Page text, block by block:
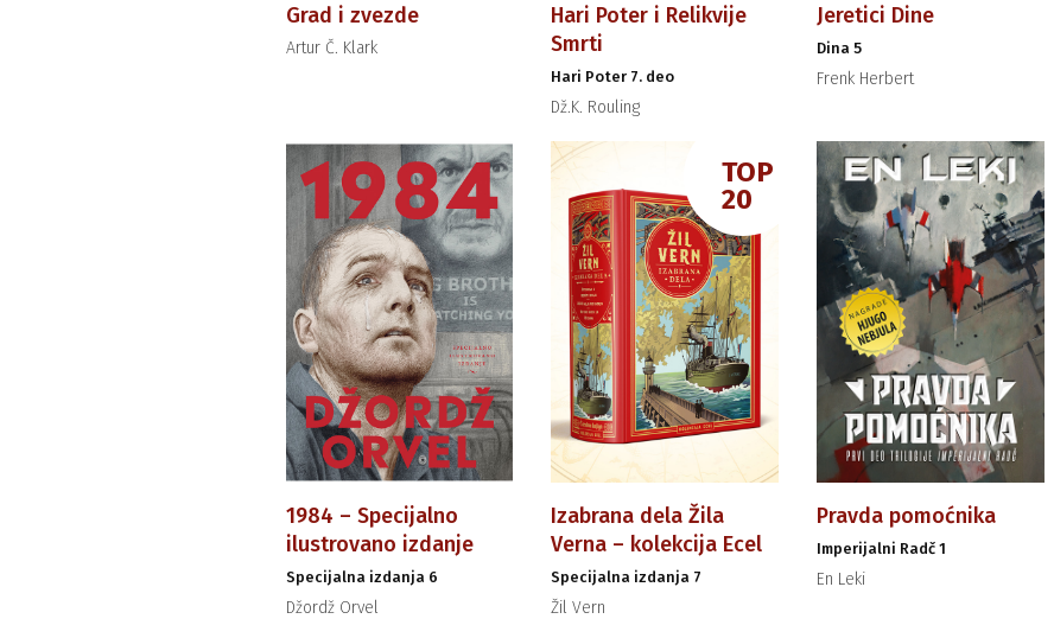
Grad i zvezde
Artur Č. Klark
Hari Poter i Relikvije
Smrti
Hari Poter 7. deo
Dž.K. Rouling
Jeretici Dine
Dina 5
Frenk Herbert
1984 – Specijalno
ilustrovano izdanje
Specijalna izdanja 6
Džordž Orvel
TOP
20
Izabrana dela Žila
Verna – kolekcija Ecel
Specijalna izdanja 7
Žil Vern
Pravda pomoćnika
Imperijalni Radč 1
En Leki